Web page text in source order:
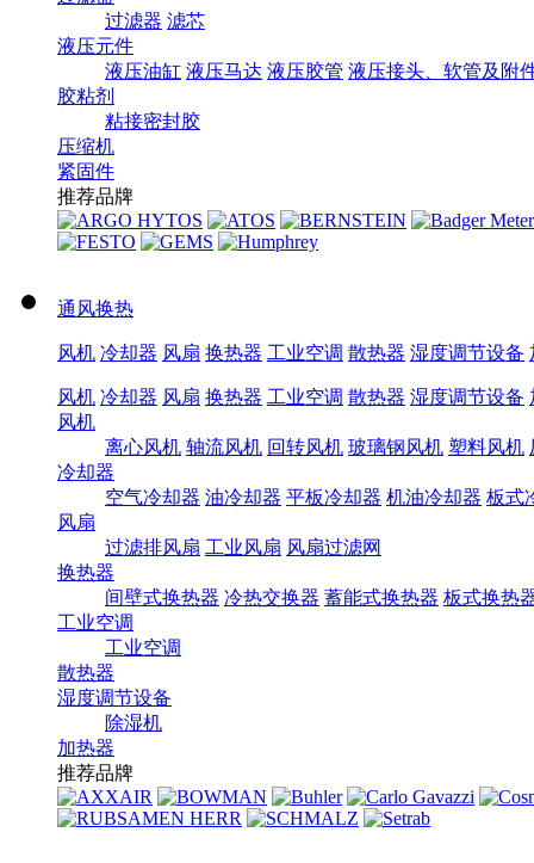
过滤器 滤芯
液压元件
液压油缸 液压马达 液压胶管 液压接头、软管及附
胶粘剂
粘接密封胶
压缩机
紧固件
推荐品牌
通风换热
风机 冷却器 风扇 换热器 工业空调 散热器 湿度调节设备
风机 冷却器 风扇 换热器 工业空调 散热器 湿度调节设备
风机
离心风机 轴流风机 回转风机 玻璃钢风机 塑料风机
冷却器
空气冷却器 油冷却器 平板冷却器 机油冷却器 板式
风扇
过滤排风扇 工业风扇 风扇过滤网
换热器
间壁式换热器 冷热交换器 蓄能式换热器 板式换热
工业空调
工业空调
散热器
湿度调节设备
除湿机
加热器
推荐品牌